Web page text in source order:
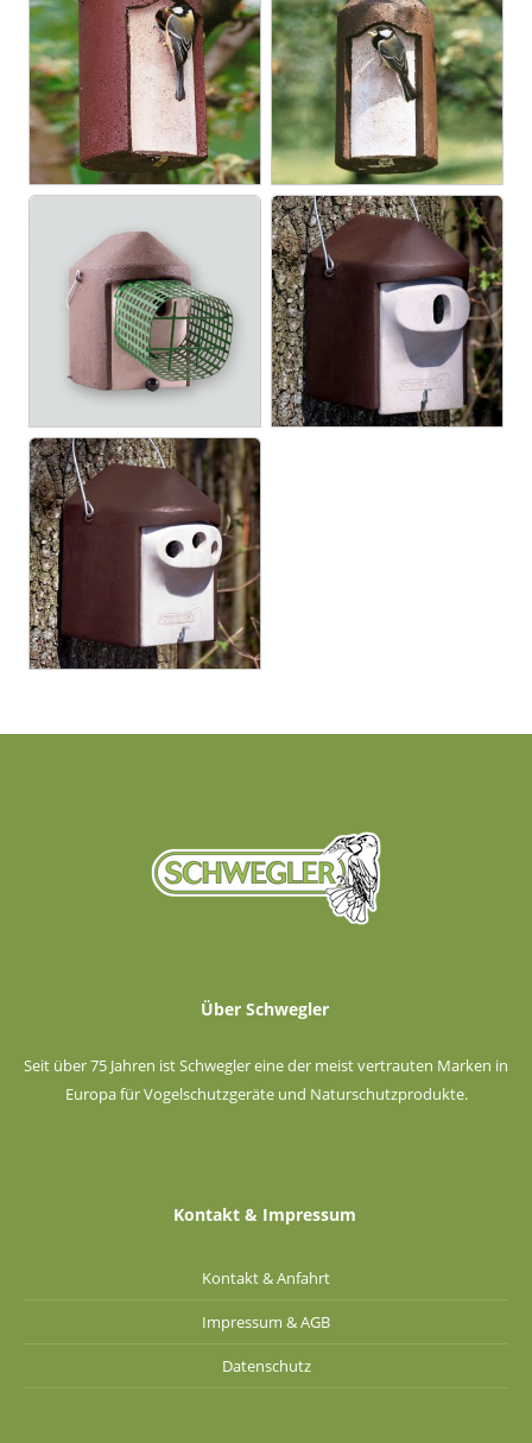
Über Schwegler
Seit über 75 Jahren ist Schwegler eine der meist vertrauten Marken in
Europa für Vogelschutzgeräte und Naturschutzprodukte.
Kontakt & Impressum
Kontakt & Anfahrt
Impressum & AGB
Datenschutz